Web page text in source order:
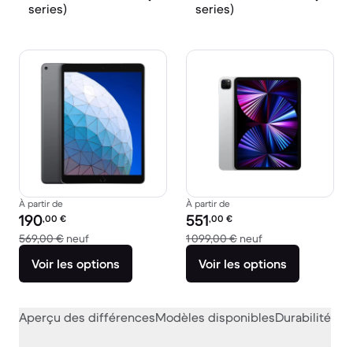
series)
series)
À partir de
Prix reconditionné :
190,00 €
569,00 € neufcontre 569,00 € neuf
Voir les options
À partir de
Prix reconditionné :
551,00 €
1 099,00 € neufcontre 1 099,00 €
Voir les options
Aperçu des différencesModèles disponiblesDurabilité